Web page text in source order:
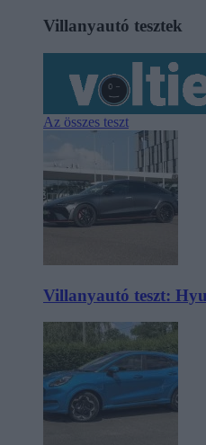
Villanyautó tesztek
Az összes teszt
Villanyautó teszt: